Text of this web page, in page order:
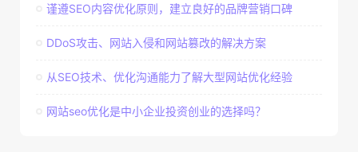
谨遵SEO内容优化原则，建立良好的品牌营销口碑
DDoS攻击、网站入侵和网站篡改的解决方案
从SEO技术、优化沟通能力了解大型网站优化经验
网站seo优化是中小企业投资创业的选择吗？